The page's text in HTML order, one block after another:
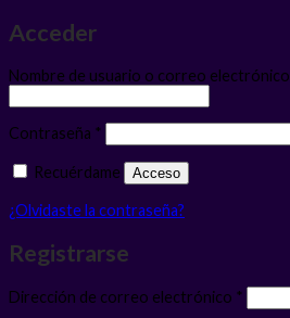
Acceder
Nombre de usuario o correo electrónico
Contraseña *
Recuérdame Acceso
¿Olvidaste la contraseña?
Registrarse
Dirección de correo electrónico *